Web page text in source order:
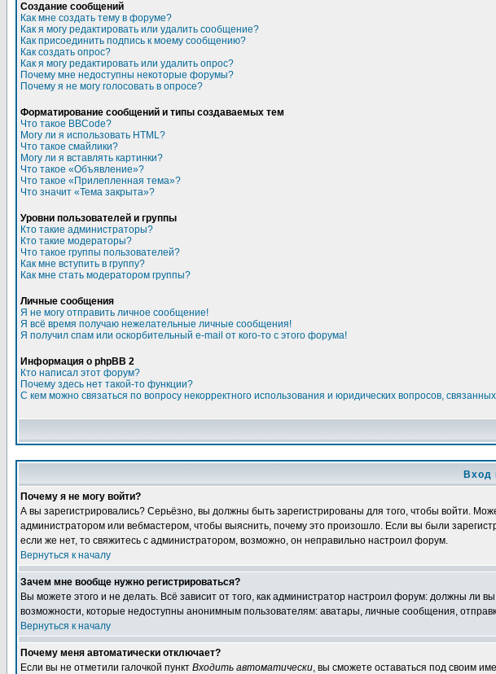
Создание сообщений
Как мне создать тему в форуме?
Как я могу редактировать или удалить сообщение?
Как присоединить подпись к моему сообщению?
Как создать опрос?
Как я могу редактировать или удалить опрос?
Почему мне недоступны некоторые форумы?
Почему я не могу голосовать в опросе?
Форматирование сообщений и типы создаваемых тем
Что такое BBCode?
Могу ли я использовать HTML?
Что такое смайлики?
Могу ли я вставлять картинки?
Что такое «Объявление»?
Что такое «Прилепленная тема»?
Что значит «Тема закрыта»?
Уровни пользователей и группы
Кто такие администраторы?
Кто такие модераторы?
Что такое группы пользователей?
Как мне вступить в группу?
Как мне стать модератором группы?
Личные сообщения
Я не могу отправить личное сообщение!
Я всё время получаю нежелательные личные сообщения!
Я получил спам или оскорбительный e-mail от кого-то с этого форума!
Информация о phpBB 2
Кто написал этот форум?
Почему здесь нет такой-то функции?
С кем можно связаться по вопросу некорректного использования и юридических вопросов,
Вход
Почему я не могу войти?
А вы зарегистрировались? Серьёзно, вы должны быть зарегистрированы для того, чтобы войти.
администратором или вебмастером, чтобы выяснить, почему это произошло. Если вы были
если же нет, то свяжитесь с администратором, возможно, он неправильно настроил форум.
Вернуться к началу
Зачем мне вообще нужно регистрироваться?
Вы можете этого и не делать. Всё зависит от того, как администратор настроил форум: должны
возможности, которые недоступны анонимным пользователям: аватары, личные сообщения,
Вернуться к началу
Почему меня автоматически отключает?
Если вы не отметили галочкой пункт Входить автоматически, вы сможете оставаться под своим